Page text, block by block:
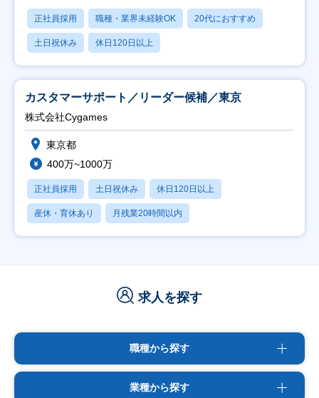
正社員採用 職種・業界未経験OK 20代におすすめ
土日祝休み 休日120日以上
カスタマーサポート／リーダー候補／東京
株式会社Cygames
東京都
400万~1000万
正社員採用 土日祝休み 休日120日以上
産休・育休あり 月残業20時間以内
求人を探す
職種から探す
業種から探す